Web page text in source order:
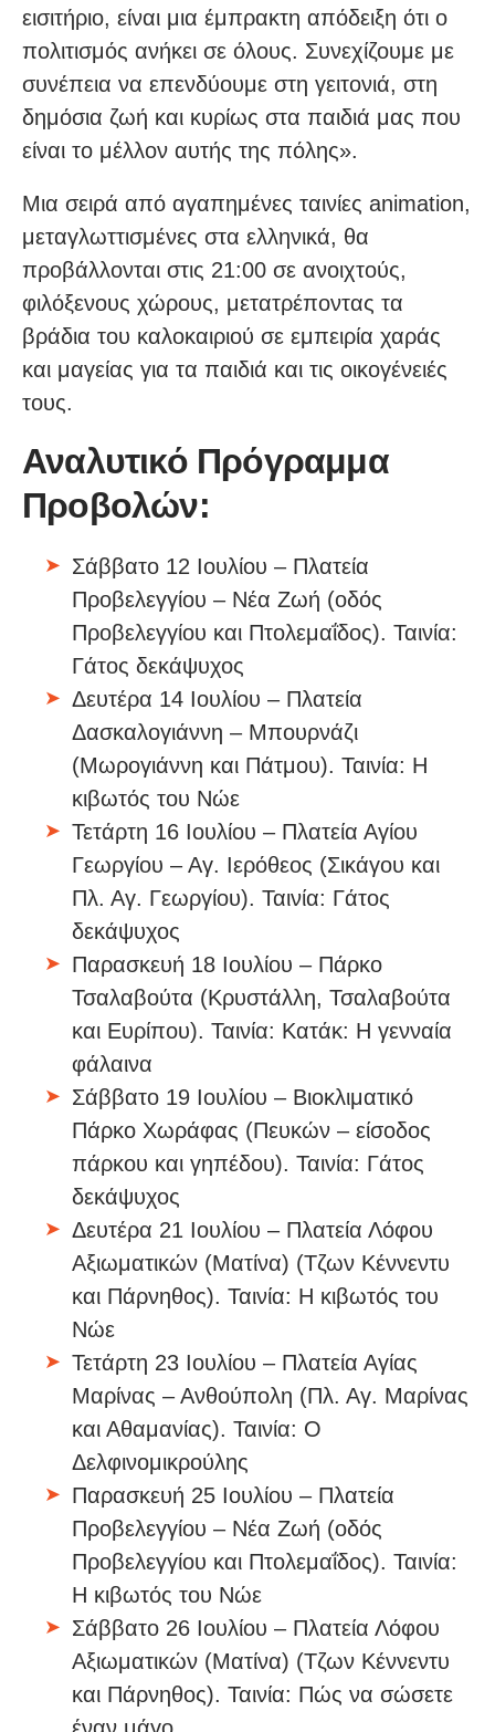
εισιτήριο, είναι μια έμπρακτη απόδειξη ότι ο
πολιτισμός ανήκει σε όλους. Συνεχίζουμε με
συνέπεια να επενδύουμε στη γειτονιά, στη
δημόσια ζωή και κυρίως στα παιδιά μας που
είναι το μέλλον αυτής της πόλης».
Μια σειρά από αγαπημένες ταινίες animation,
μεταγλωττισμένες στα ελληνικά, θα
προβάλλονται στις 21:00 σε ανοιχτούς,
φιλόξενους χώρους, μετατρέποντας τα
βράδια του καλοκαιριού σε εμπειρία χαράς
και μαγείας για τα παιδιά και τις οικογένειές
τους.
Αναλυτικό Πρόγραμμα
Προβολών:
Σάββατο 12 Ιουλίου – Πλατεία
Προβελεγγίου – Νέα Ζωή (οδός
Προβελεγγίου και Πτολεμαΐδος). Ταινία:
Γάτος δεκάψυχος
Δευτέρα 14 Ιουλίου – Πλατεία
Δασκαλογιάννη – Μπουρνάζι
(Μωρογιάννη και Πάτμου). Ταινία: Η
κιβωτός του Νώε
Τετάρτη 16 Ιουλίου – Πλατεία Αγίου
Γεωργίου – Αγ. Ιερόθεος (Σικάγου και
Πλ. Αγ. Γεωργίου). Ταινία: Γάτος
δεκάψυχος
Παρασκευή 18 Ιουλίου – Πάρκο
Τσαλαβούτα (Κρυστάλλη, Τσαλαβούτα
και Ευρίπου). Ταινία: Κατάκ: Η γενναία
φάλαινα
Σάββατο 19 Ιουλίου – Βιοκλιματικό
Πάρκο Χωράφας (Πευκών – είσοδος
πάρκου και γηπέδου). Ταινία: Γάτος
δεκάψυχος
Δευτέρα 21 Ιουλίου – Πλατεία Λόφου
Αξιωματικών (Ματίνα) (Τζων Κέννεντυ
και Πάρνηθος). Ταινία: Η κιβωτός του
Νώε
Τετάρτη 23 Ιουλίου – Πλατεία Αγίας
Μαρίνας – Ανθούπολη (Πλ. Αγ. Μαρίνας
και Αθαμανίας). Ταινία: Ο
Δελφινομικρούλης
Παρασκευή 25 Ιουλίου – Πλατεία
Προβελεγγίου – Νέα Ζωή (οδός
Προβελεγγίου και Πτολεμαΐδος). Ταινία:
Η κιβωτός του Νώε
Σάββατο 26 Ιουλίου – Πλατεία Λόφου
Αξιωματικών (Ματίνα) (Τζων Κέννεντυ
και Πάρνηθος). Ταινία: Πώς να σώσετε